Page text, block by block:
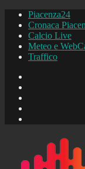
Piacenza24
Cronaca
Calcio Live
Meteo e
Traffico